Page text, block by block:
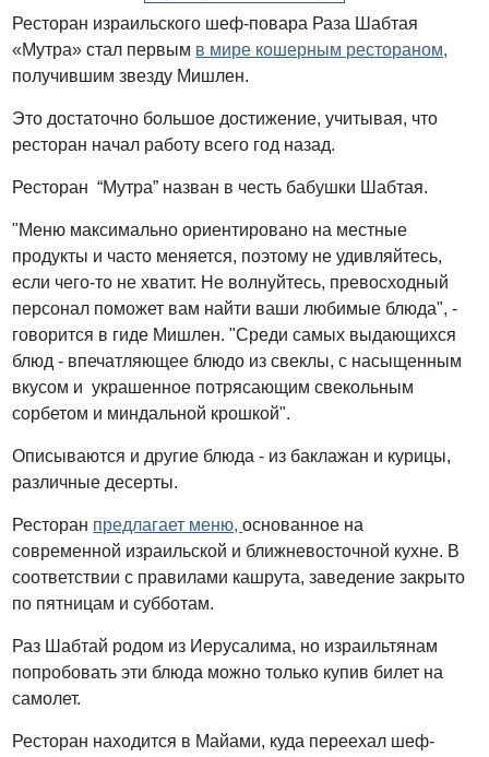
Ресторан израильского шеф-повара Раза Шабтая
«Мутра» стал первым в мире кошерным рестораном,
получившим звезду Мишлен.
Это достаточно большое достижение, учитывая, что
ресторан начал работу всего год назад.
Ресторан “Мутра” назван в честь бабушки Шабтая.
"Меню максимально ориентировано на местные
продукты и часто меняется, поэтому не удивляйтесь,
если чего-то не хватит. Не волнуйтесь, превосходный
персонал поможет вам найти ваши любимые блюда", -
говорится в гиде Мишлен. "Среди самых выдающихся
блюд - впечатляющее блюдо из свеклы, с насыщенным
вкусом и украшенное потрясающим свекольным
сорбетом и миндальной крошкой".
Описываются и другие блюда - из баклажан и курицы,
различные десерты.
Ресторан предлагает меню,основанное на
современной израильской и ближневосточной кухне. В
соответствии с правилами кашрута, заведение закрыто
по пятницам и субботам.
Раз Шабтай родом из Иерусалима, но израильтянам
попробовать эти блюда можно только купив билет на
самолет.
Ресторан находится в Майами, куда переехал шеф-